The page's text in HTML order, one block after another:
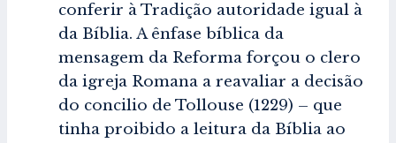
conferir à Tradição autoridade igual à
da Bíblia. A ênfase bíblica da
mensagem da Reforma forçou o clero
da igreja Romana a reavaliar a decisão
do concilio de Tollouse (1229) – que
tinha proibido a leitura da Bíblia ao